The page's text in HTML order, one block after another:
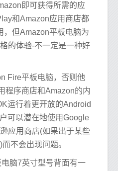
即可获得所需的应
和Amazon应用商店都
，但Amazon平板电脑为
的体验-不一定是一种好
Fire平板电脑，否则他
程序商店和Amazon的内
运行着更开放的Android
可以潜在地使用Google
应用商店(如果出于某些
不会出现问题。
脑7英寸型号背面有一